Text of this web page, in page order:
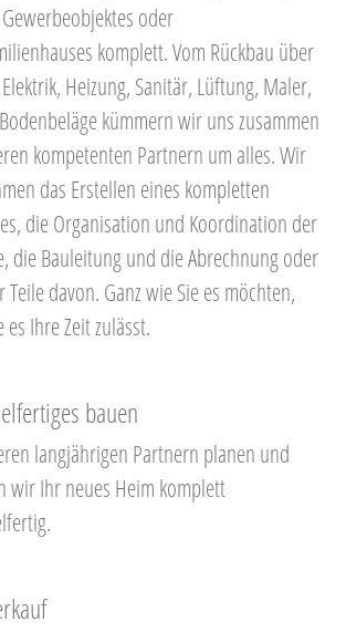
oder
komplett. Vom Rückbau über
Heizung, Sanitär, Lüftung, Maler,
kümmern wir uns zusammen
kompetenten Partnern um alles. Wir
das Erstellen eines kompletten
die Organisation und Koordination der
die Bauleitung und die Abrechnung oder
Teile davon. Ganz wie Sie es möchten,
Ihre Zeit zulässt.
bauen
langjährigen Partnern planen und
wir Ihr neues Heim komplett